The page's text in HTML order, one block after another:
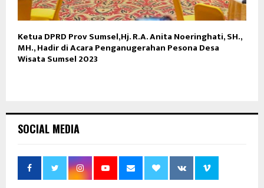
Ketua DPRD Prov Sumsel,Hj. R.A. Anita Noeringhati, SH.,
MH., Hadir di Acara Penganugerahan Pesona Desa
Wisata Sumsel 2023
SOCIAL MEDIA